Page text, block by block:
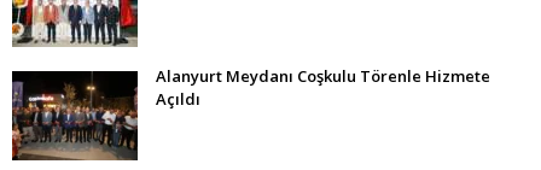
Alanyurt Meydanı Coşkulu Törenle Hizmete
Açıldı